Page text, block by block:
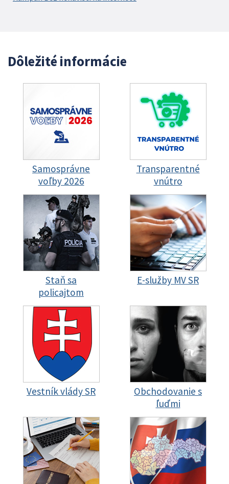
Dôležité informácie
Samosprávne
voľby 2026
Transparentné
vnútro
Staň sa
policajtom
E-služby MV SR
Vestník vlády SR
Obchodovanie s
ľuďmi